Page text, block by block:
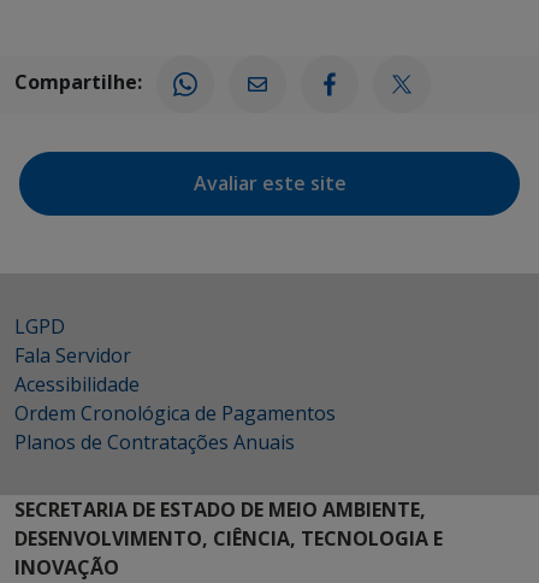
Compartilhe:
Avaliar este site
LGPD
Fala Servidor
Acessibilidade
Ordem Cronológica de Pagamentos
Planos de Contratações Anuais
SECRETARIA DE ESTADO DE MEIO AMBIENTE,
DESENVOLVIMENTO, CIÊNCIA, TECNOLOGIA E
INOVAÇÃO